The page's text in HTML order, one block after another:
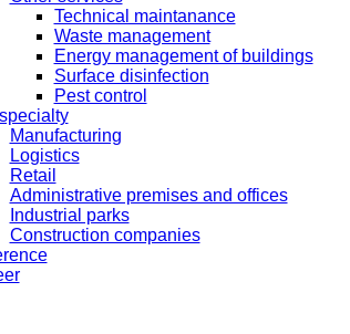
Technical maintanance
Waste management
Energy management of buildings
Surface disinfection
Pest control
Manufacturing
Logistics
Retail
Administrative premises and offices
Industrial parks
Construction companies